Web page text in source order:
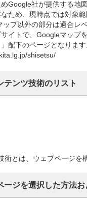
Google社が提供する地
ため、現時点では対象範
プ以外の部分は適合レ
イトで、Googleマップ
配下のページとなります
shisetsu/
テンツ技術のリスト
術とは、ウェブページを
ージを選択した方法